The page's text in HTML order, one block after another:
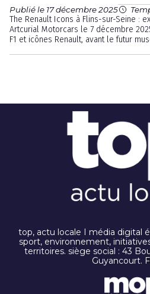
Publié le 17 décembre 2025
The Renault Icons à Flins-sur-Seine :
Artcurial Motorcars le 7 décembre
F1 et icônes Renault, avant le futur
top, actu locale I média digital
sport, environnement,
territoires. siège social : 43
Guyancourt.